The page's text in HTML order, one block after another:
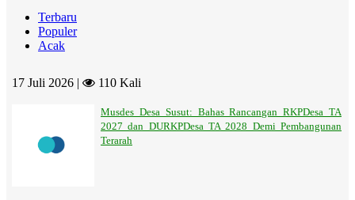
Terbaru
Populer
Acak
17 Juli 2026 | 110 Kali
Musdes Desa Susut: Bahas Rancangan RKPDesa TA
2027 dan DURKPDesa TA 2028 Demi Pembangunan
Terarah